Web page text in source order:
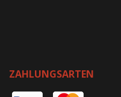
ZAHLUNGSARTEN